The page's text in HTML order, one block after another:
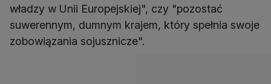
władzy w Unii Europejskiej", czy "pozostać
suwerennym, dumnym krajem, który spełnia swoje
zobowiązania sojusznicze".